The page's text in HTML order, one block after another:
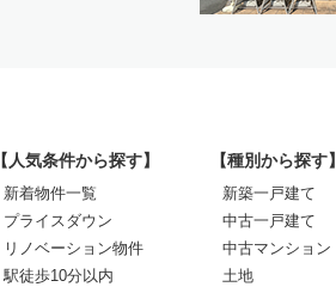
【人気条件から探す】
新着物件一覧
プライスダウン
リノベーション物件
駅徒歩10分以内
【種別から探す】
新築一戸建て
中古一戸建て
中古マンション
土地